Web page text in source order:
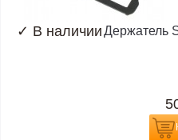
✓ В наличииДержатель